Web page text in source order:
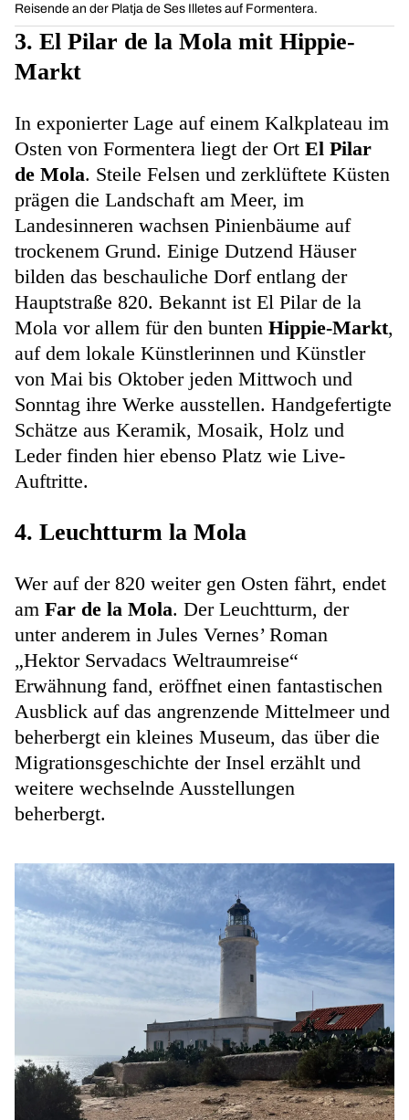
Reisende an der Platja de Ses Illetes auf Formentera.
3. El Pilar de la Mola mit Hippie-
Markt
In exponierter Lage auf einem Kalkplateau im
Osten von Formentera liegt der Ort El Pilar
de Mola. Steile Felsen und zerklüftete Küsten
prägen die Landschaft am Meer, im
Landesinneren wachsen Pinienbäume auf
trockenem Grund. Einige Dutzend Häuser
bilden das beschauliche Dorf entlang der
Hauptstraße 820. Bekannt ist El Pilar de la
Mola vor allem für den bunten Hippie-Markt,
auf dem lokale Künstlerinnen und Künstler
von Mai bis Oktober jeden Mittwoch und
Sonntag ihre Werke ausstellen. Handgefertigte
Schätze aus Keramik, Mosaik, Holz und
Leder finden hier ebenso Platz wie Live-
Auftritte.
4. Leuchtturm la Mola
Wer auf der 820 weiter gen Osten fährt, endet
am Far de la Mola. Der Leuchtturm, der
unter anderem in Jules Vernes’ Roman
„Hektor Servadacs Weltraumreise“
Erwähnung fand, eröffnet einen fantastischen
Ausblick auf das angrenzende Mittelmeer und
beherbergt ein kleines Museum, das über die
Migrationsgeschichte der Insel erzählt und
weitere wechselnde Ausstellungen
beherbergt.